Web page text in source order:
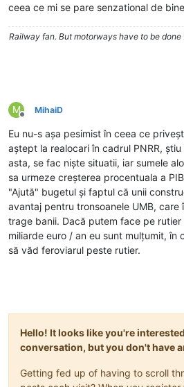
ceea ce mi se pare senzational de
Railway fan. But motorways have to be done
M
Deconectat
MihaiD
Eu nu-s așa pesimist în ceea ce
aștept la realocari în cadrul PNRR,
asta, se fac niște situatii, iar sumele
sa urmeze creșterea procentuala a
"Ajută" bugetul și faptul că unii
avantaj pentru tronsoanele UMB, care
trage banii. Dacă putem face pe
miliarde euro / an eu sunt mulțumit, în
să văd feroviarul peste rutier.
Hello! It looks like you're
conversation, but you don't have
Getting fed up of having to scroll